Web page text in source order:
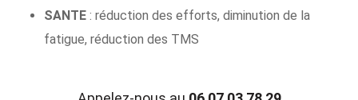
SANTE : réduction des efforts, diminution de la
fatigue, réduction des TMS